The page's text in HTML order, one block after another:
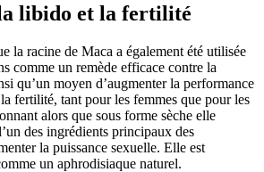
libido et la fertilité
la racine de Maca a également été utilisée
comme un remède efficace contre la
qu’un moyen d’augmenter la performance
fertilité, tant pour les femmes que pour les
alors que sous forme sèche elle
des ingrédients principaux des
la puissance sexuelle. Elle est
un aphrodisiaque naturel.